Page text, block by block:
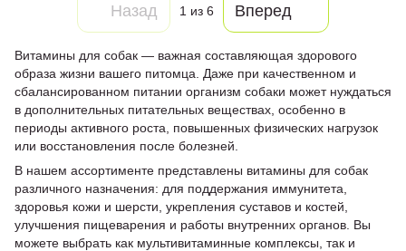
Назад 1 из 6 Вперед
Витамины для собак — важная составляющая здорового
образа жизни вашего питомца. Даже при качественном и
сбалансированном питании организм собаки может нуждаться
в дополнительных питательных веществах, особенно в
периоды активного роста, повышенных физических нагрузок
или восстановления после болезней.
В нашем ассортименте представлены витамины для собак
различного назначения: для поддержания иммунитета,
здоровья кожи и шерсти, укрепления суставов и костей,
улучшения пищеварения и работы внутренних органов. Вы
можете выбрать как мультивитаминные комплексы, так и